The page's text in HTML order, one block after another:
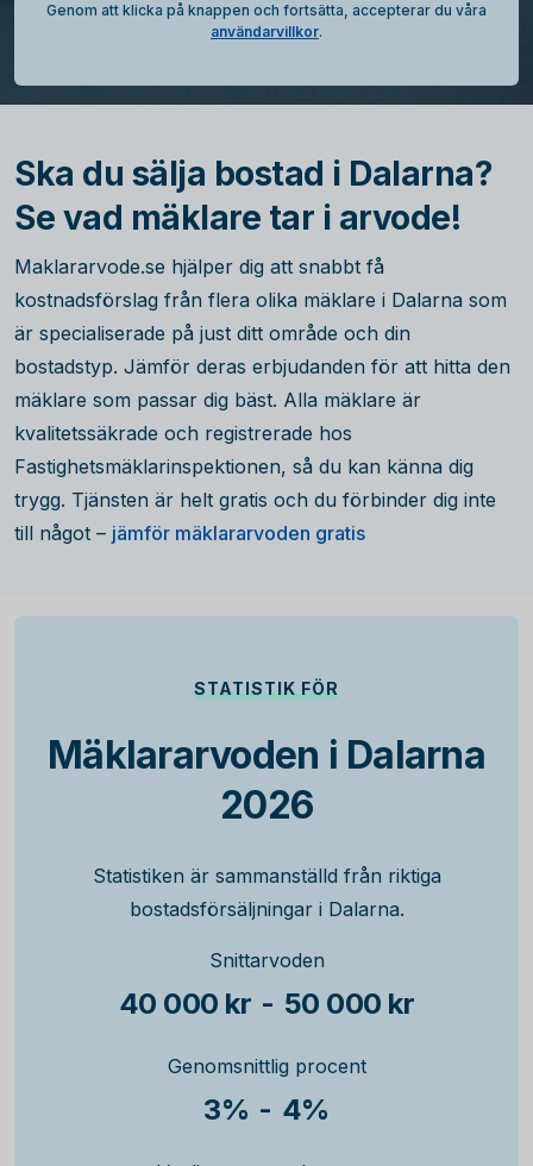
Genom att klicka på knappen och fortsätta, accepterar du våra
användarvillkor.
Ska du sälja bostad i Dalarna?
Se vad mäklare tar i arvode!
Maklararvode.se hjälper dig att snabbt få
kostnadsförslag från flera olika mäklare i Dalarna som
är specialiserade på just ditt område och din
bostadstyp. Jämför deras erbjudanden för att hitta den
mäklare som passar dig bäst. Alla mäklare är
kvalitetssäkrade och registrerade hos
Fastighetsmäklarinspektionen, så du kan känna dig
trygg. Tjänsten är helt gratis och du förbinder dig inte
till något – jämför mäklararvoden gratis
STATISTIK FÖR
Mäklararvoden i Dalarna
2026
Statistiken är sammanställd från riktiga
bostadsförsäljningar i Dalarna.
Snittarvoden
40 000 kr - 50 000 kr
Genomsnittlig procent
3% - 4%